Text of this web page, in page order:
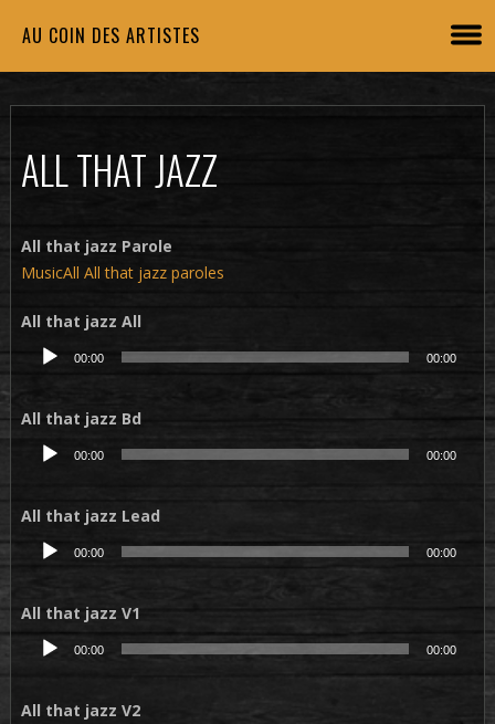
AU COIN DES ARTISTES
ALL THAT JAZZ
All that jazz Parole
MusicAll All that jazz paroles
All that jazz All
Lecteur
00:00 00:00
All that jazz Bd
Lecteur
00:00 00:00
All that jazz Lead
Lecteur
00:00 00:00
All that jazz V1
Lecteur
00:00 00:00
All that jazz V2